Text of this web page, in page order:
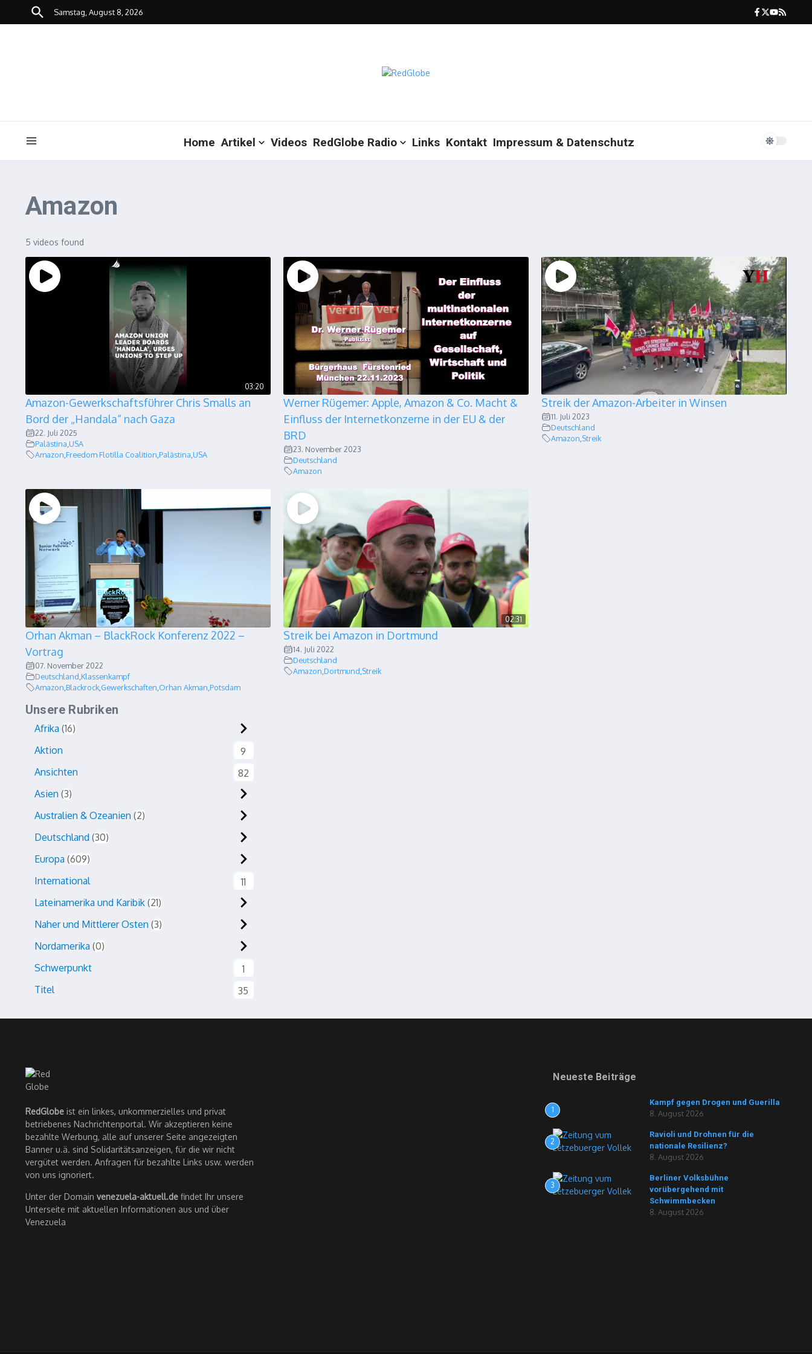
Zum Inhalt springen
Samstag, August 8, 2026
Home Artikel Videos RedGlobe Radio Links Kontakt Impressum & Datenschutz
Amazon
5 videos found
03:20
Amazon-Gewerkschaftsführer Chris Smalls an
Bord der „Handala“ nach Gaza
22. Juli 2025
Palästina,USA
Amazon,Freedom Flotilla Coalition,Palästina,USA
Werner Rügemer: Apple, Amazon & Co. Macht &
Einfluss der Internetkonzerne in der EU & der
BRD
23. November 2023
Deutschland
Amazon
Streik der Amazon-Arbeiter in Winsen
11. Juli 2023
Deutschland
Amazon,Streik
Orhan Akman – BlackRock Konferenz 2022 –
Vortrag
07. November 2022
Deutschland Klassenkampf
Amazon Blackrock Gewerkschaften Orhan Akman Potsdam
02:31
Streik bei Amazon in Dortmund
14. Juli 2022
Deutschland
Amazon Dortmund Streik
Unsere Rubriken
Afrika 16
Aktion
9
Ansichten
82
Asien 3
Australien & Ozeanien 2
Deutschland 30
Europa 609
International
11
Lateinamerika und Karibik 21
Naher und Mittlerer Osten 3
Nordamerika 0
Schwerpunkt
1
Titel
35
RedGlobe ist ein linkes, unkommerzielles und privat
betriebenes Nachrichtenportal. Wir akzeptieren keine
bezahlte Werbung, alle auf unserer Seite angezeigten
Banner u.ä. sind Solidaritätsanzeigen, für die wir nicht
vergütet werden. Anfragen für bezahlte Links usw. werden
von uns ignoriert.
Unter der Domain venezuela-aktuell.de findet Ihr unsere
Unterseite mit aktuellen Informationen aus und über
Venezuela
Neueste Beiträge
1
Kampf gegen Drogen und Guerilla
8. August 2026
2
Ravioli und Drohnen für die
nationale Resilienz?
8. August 2026
3
Berliner Volksbühne
vorübergehend mit
Schwimmbecken
8. August 2026